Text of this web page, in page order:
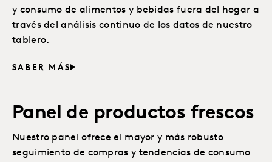
y consumo de alimentos y bebidas fuera del hogar a
través del análisis continuo de los datos de nuestro
tablero.
SABER MÁS
Panel de productos frescos
Nuestro panel ofrece el mayor y más robusto
seguimiento de compras y tendencias de consumo